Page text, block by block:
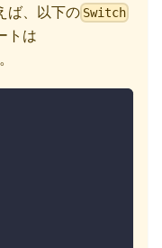
ば、以下の Switch
トは